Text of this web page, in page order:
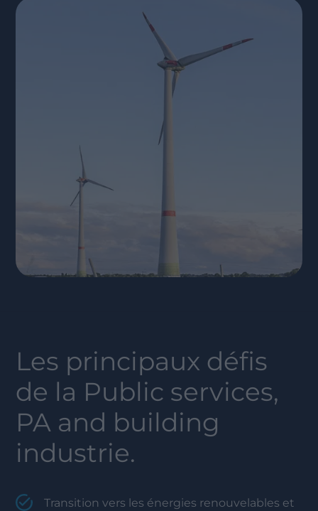
Les principaux défis
de la Public services,
PA and building
industrie.
Transition vers les énergies renouvelables et